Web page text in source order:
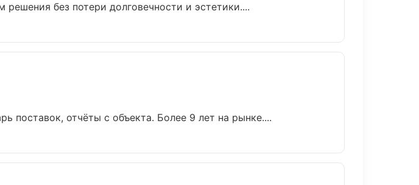
без потери долговечности и эстетики....
поставок, отчёты с объекта. Более 9 лет на рынке....